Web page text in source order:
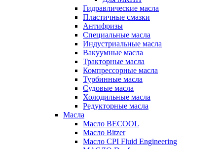
Гидравлические масла
Пластичные смазки
Антифризы
Специальные масла
Индустриальные масла
Вакуумные масла
Тракторные масла
Компрессорные масла
Турбинные масла
Судовые масла
Холодильные масла
Редукторные масла
Масла
Масло BECOOL
Масло Bitzer
Масло CPI Fluid Engineering